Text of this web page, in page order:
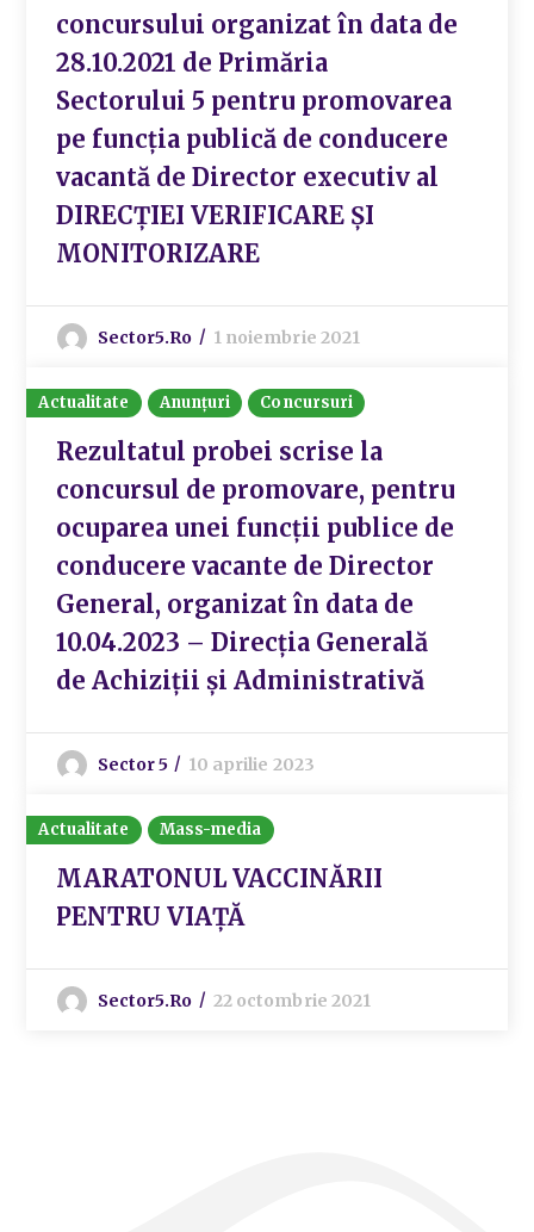
concursului organizat în data de
28.10.2021 de Primăria
Sectorului 5 pentru promovarea
pe funcția publică de conducere
vacantă de Director executiv al
DIRECȚIEI VERIFICARE ȘI
MONITORIZARE
Sector5.ro 1 noiembrie 2021
Actualitate Anunțuri Concursuri
Rezultatul probei scrise la
concursul de promovare, pentru
ocuparea unei funcții publice de
conducere vacante de Director
General, organizat în data de
10.04.2023 – Direcția Generală
de Achiziții și Administrativă
Sector 5 10 aprilie 2023
Actualitate Mass-media
MARATONUL VACCINĂRII
PENTRU VIAȚĂ
Sector5.ro 22 octombrie 2021